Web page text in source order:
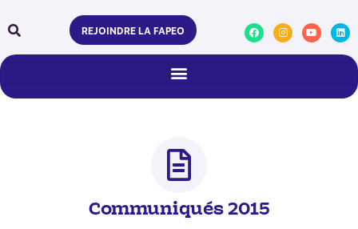
REJOINDRE LA FAPEO
Communiqués 2015